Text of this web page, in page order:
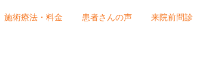
施術療法・料金 患者さんの声 来院前問診